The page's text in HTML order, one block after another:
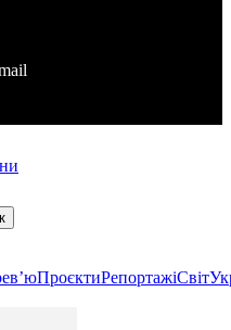
ПроєктиРепортажіСвіт